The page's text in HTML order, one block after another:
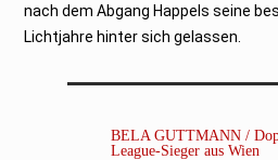
nach dem Abgang Happels seine
Lichtjahre hinter sich gelassen.
BELA GUTTMANN /
League-Sieger aus Wien